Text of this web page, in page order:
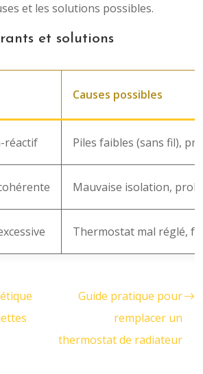
et les solutions possibles.
et solutions
Causes possibles
réactif Piles faibles (sans fil),
Mauvaise isolation,
Thermostat mal réglé,
Guide pratique pour
remplacer un
thermostat de radiateur